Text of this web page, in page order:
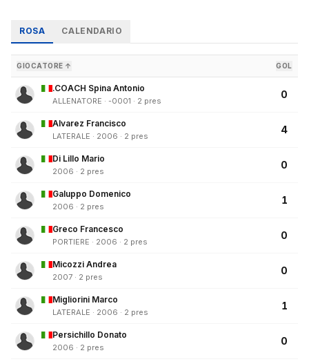
ROSA CALENDARIO
GIOCATORE ↑ GOL
.COACH Spina Antonio
ALLENATORE · -0001 · 2 pres
0
Alvarez Francisco
LATERALE · 2006 · 2 pres
4
Di Lillo Mario
2006 · 2 pres
0
Galuppo Domenico
2006 · 2 pres
1
Greco Francesco
PORTIERE · 2006 · 2 pres
0
Micozzi Andrea
2007 · 2 pres
0
Migliorini Marco
LATERALE · 2006 · 2 pres
1
Persichillo Donato
2006 · 2 pres
0